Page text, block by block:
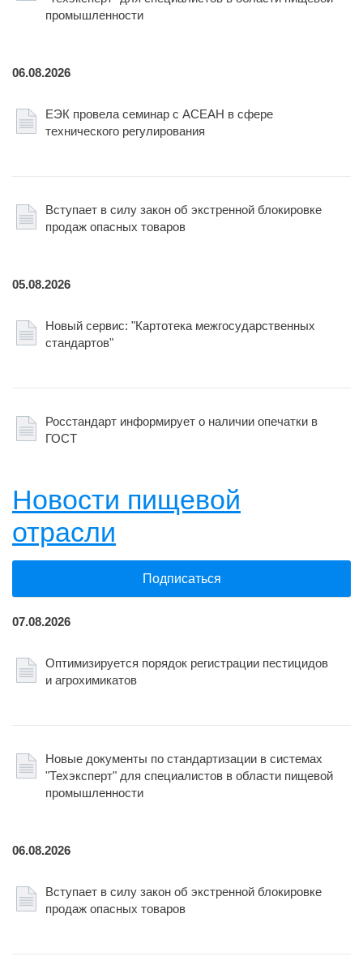
промышленности
06.08.2026
ЕЭК провела семинар с АСЕАН в сфере
технического регулирования
Вступает в силу закон об экстренной блокировке
продаж опасных товаров
05.08.2026
Новый сервис: "Картотека межгосударственных
стандартов"
Росстандарт информирует о наличии опечатки в
ГОСТ
Новости пищевой
отрасли
Подписаться
07.08.2026
Оптимизируется порядок регистрации пестицидов
и агрохимикатов
Новые документы по стандартизации в системах
"Техэксперт" для специалистов в области пищевой
промышленности
06.08.2026
Вступает в силу закон об экстренной блокировке
продаж опасных товаров